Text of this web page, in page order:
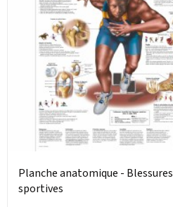
Planche anatomique - Blessures
sportives